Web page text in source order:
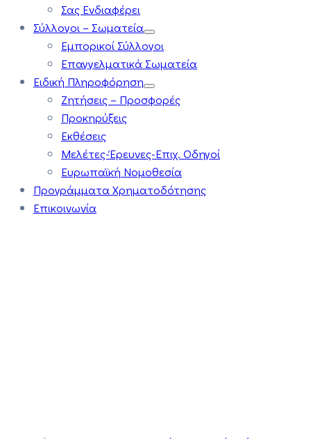
Σας Ενδιαφέρει
Σύλλογοι – Σωματεία
Εμπορικοί Σύλλογοι
Επαγγελματικά Σωματεία
Ειδική Πληροφόρηση
Ζητήσεις – Προσφορές
Προκηρύξεις
Εκθέσεις
Μελέτες-Έρευνες-Επιχ. Οδηγοί
Ευρωπαϊκή Νομοθεσία
Προγράμματα Χρηματοδότησης
Επικοινωνία